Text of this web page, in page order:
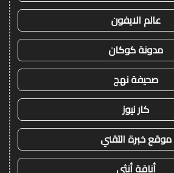
عالم الايفون
مدونة كوكان
صحيفة نهج
كار نيوز
موقع خبرة التقني
أناقة أنثى